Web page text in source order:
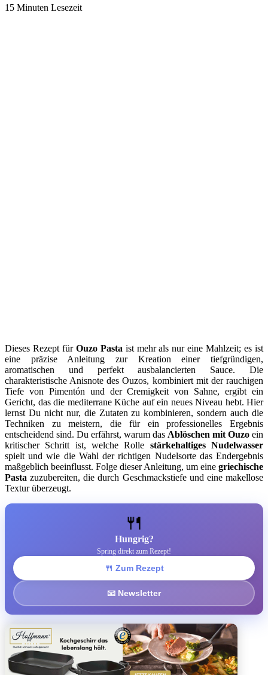
15 Minuten Lesezeit
Dieses Rezept für Ouzo Pastaist mehr als nur eine Mahlzeit; es ist
eine präzise Anleitung zur Kreation einer tiefgründigen,
aromatischen und perfekt ausbalancierten Sauce. Die
charakteristische Anisnote des Ouzos, kombiniert mit der rauchigen
Tiefe von Pimentón und der Cremigkeit von Sahne, ergibt ein
Gericht, das die mediterrane Küche auf ein neues Niveau hebt. Hier
lernst Du nicht nur, die Zutaten zu kombinieren, sondern auch die
Techniken zu meistern, die für ein professionelles Ergebnis
entscheidend sind. Du erfährst, warum das Ablöschen mit Ouzo ein
kritischer Schritt ist, welche Rolle stärkehaltiges Nudelwasser
spielt und wie die Wahl der richtigen Nudelsorte das Endergebnis
maßgeblich beeinflusst. Folge dieser Anleitung, um eine griechische
Pasta zuzubereiten, die durch Geschmackstiefe und eine makellose
Textur überzeugt.
🍴
Hungrig?
Spring direkt zum Rezept!
🍴 Zum Rezept
📧 Newsletter